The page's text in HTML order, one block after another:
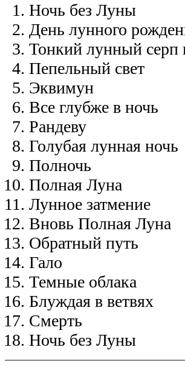
Ночь без Луны
День лунного
Тонкий лунный серп
Пепельный свет
Эквимун
Все глубже в ночь
Рандеву
Голубая лунная ночь
Полночь
Полная Луна
Лунное затмение
Вновь Полная Луна
Обратный путь
Гало
Темные облака
Блуждая в ветвях
Смерть
Ночь без Луны